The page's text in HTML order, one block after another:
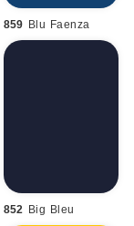
859 Blu Faenza
852 Big Bleu